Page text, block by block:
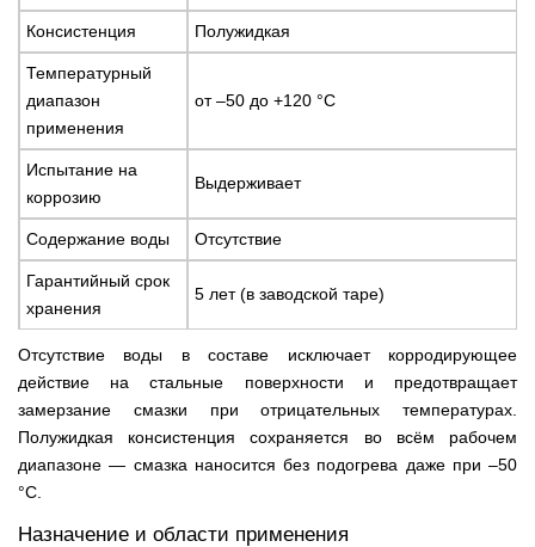
Консистенция Полужидкая
Температурный
диапазон
применения
от –50 до +120 °C
Испытание на
коррозию
Выдерживает
Содержание воды Отсутствие
Гарантийный срок
хранения
5 лет (в заводской таре)
Отсутствие воды в составе исключает корродирующее
действие на стальные поверхности и предотвращает
замерзание смазки при отрицательных температурах.
Полужидкая консистенция сохраняется во всём рабочем
диапазоне — смазка наносится без подогрева даже при –50
°C.
Назначение и области применения